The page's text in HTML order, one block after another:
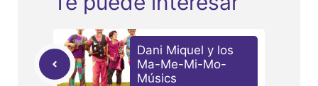
Dani Miquel y los
Ma-Me-Mi-Mo-
Músics